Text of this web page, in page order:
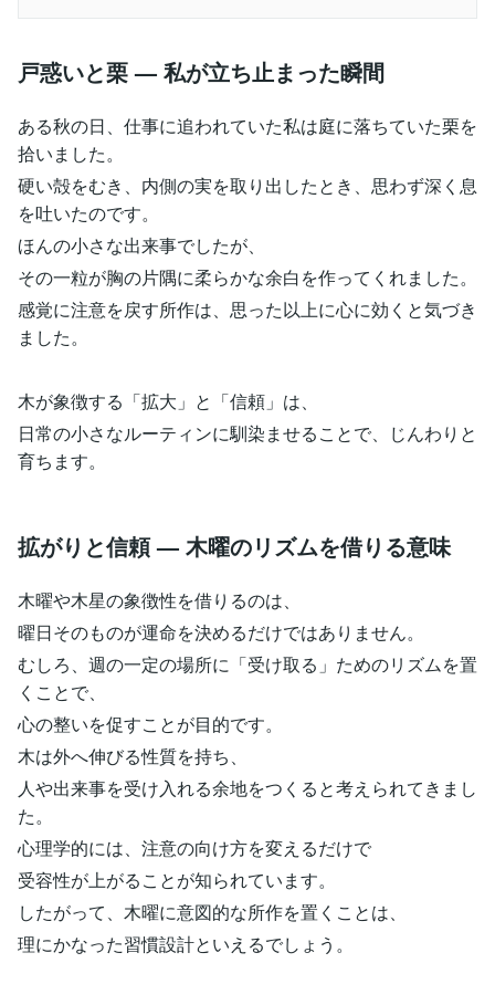
戸惑いと栗 — 私が立ち止まった瞬間
ある秋の日、仕事に追われていた私は庭に落ちていた栗を
拾いました。
硬い殻をむき、内側の実を取り出したとき、思わず深く息
を吐いたのです。
ほんの小さな出来事でしたが、
その一粒が胸の片隅に柔らかな余白を作ってくれました。
感覚に注意を戻す所作は、思った以上に心に効くと気づき
ました。
木が象徴する「拡大」と「信頼」は、
日常の小さなルーティンに馴染ませることで、じんわりと
育ちます。
拡がりと信頼 — 木曜のリズムを借りる意味
木曜や木星の象徴性を借りるのは、
曜日そのものが運命を決めるだけではありません。
むしろ、週の一定の場所に「受け取る」ためのリズムを置
くことで、
心の整いを促すことが目的です。
木は外へ伸びる性質を持ち、
人や出来事を受け入れる余地をつくると考えられてきまし
た。
心理学的には、注意の向け方を変えるだけで
受容性が上がることが知られています。
したがって、木曜に意図的な所作を置くことは、
理にかなった習慣設計といえるでしょう。